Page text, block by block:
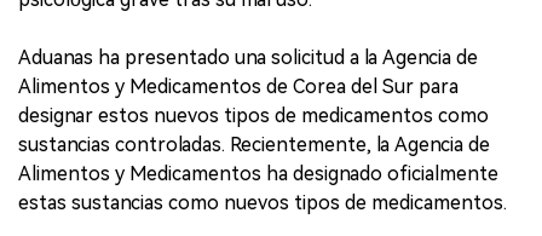
Aduanas ha presentado una solicitud a la Agencia de
Alimentos y Medicamentos de Corea del Sur para
designar estos nuevos tipos de medicamentos como
sustancias controladas. Recientemente, la Agencia de
Alimentos y Medicamentos ha designado oficialmente
estas sustancias como nuevos tipos de medicamentos.